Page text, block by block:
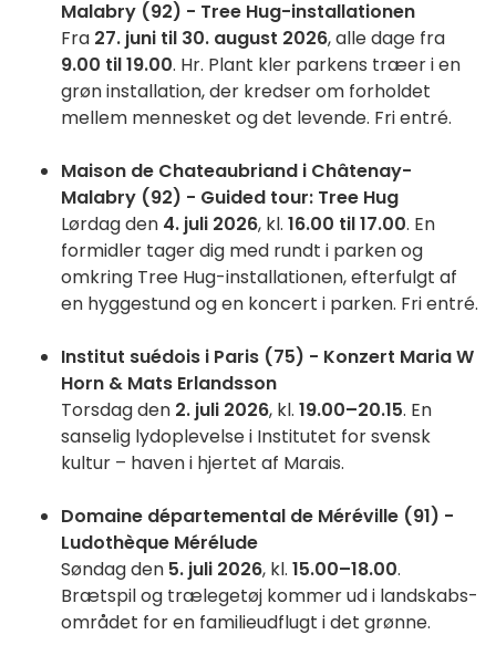
Malabry (92) - Tree Hug-installationen
Fra 27. juni til 30. august 2026, alle dage fra
9.00 til 19.00. Hr. Plant kler parkens træer i en
grøn installation, der kredser om forholdet
mellem mennesket og det levende. Fri entré.
Maison de Chateaubriand i Châtenay-
Malabry (92) - Guided tour: Tree Hug
Lørdag den 4. juli 2026, kl. 16.00 til 17.00. En
formidler tager dig med rundt i parken og
omkring Tree Hug-installationen, efterfulgt af
en hyggestund og en koncert i parken. Fri entré.
Institut suédois i Paris (75) - Konzert Maria W
Horn & Mats Erlandsson
Torsdag den 2. juli 2026, kl. 19.00–20.15. En
sanselig lydoplevelse i Institutet for svensk
kultur – haven i hjertet af Marais.
Domaine départemental de Méréville (91) -
Ludothèque Mérélude
Søndag den 5. juli 2026, kl. 15.00–18.00.
Brætspil og trælegetøj kommer ud i landskabs­
området for en familieudflugt i det grønne.